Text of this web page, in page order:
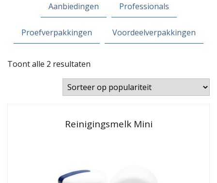
Aanbiedingen Professionals
Proefverpakkingen Voordeelverpakkingen
Toont alle 2 resultaten
op
populariteit
Reinigingsmelk Mini